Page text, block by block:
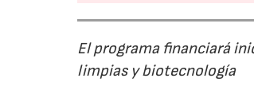
El programa financiará
limpias y biotecnología